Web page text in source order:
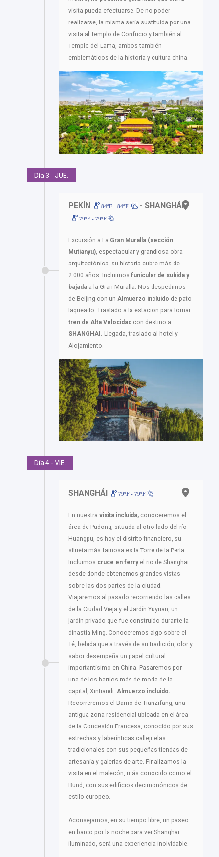
visita pueda efectuarse. De no poder
realizarse, la misma sería sustituida por una
visita al Templo de Confucio y también al
Templo del Lama, ambos también
emblemáticos de la historia y cultura china.
Día 3 - JUE.
PEKÍN 84ºF - 84ºF - SHANGHÁI
79ºF - 79ºF
Excursión a La Gran Muralla (sección
Mutianyu) , espectacular y grandiosa obra
arquitectónica, su historia cubre más de
2.000 años. Incluimos funicular de subida y
bajada a la Gran Muralla. Nos despedimos
de Beijing con un Almuerzo incluido de pato
laqueado. Traslado a la estación para tomar
tren de Alta Velocidad con destino a
SHANGHAI. Llegada, traslado al hotel y
Alojamiento.
Día 4 - VIE.
SHANGHÁI 79ºF - 79ºF
En nuestra visita incluida, conoceremos el
área de Pudong, situada al otro lado del río
Huangpu, es hoy el distrito financiero, su
silueta más famosa es la Torre de la Perla.
Incluimos cruce en ferry el rio de Shanghai
desde donde obtenemos grandes vistas
sobre las dos partes de la ciudad.
Viajaremos al pasado recorriendo las calles
de la Ciudad Vieja y el Jardín Yuyuan, un
jardín privado que fue construido durante la
dinastía Ming. Conoceremos algo sobre el
Té, bebida que a través de su tradición, olor y
sabor desempeña un papel cultural
importantísimo en China. Pasaremos por
una de los barrios más de moda de la
capital, Xintiandi. Almuerzo incluido.
Recorreremos el Barrio de Tianzifang, una
antigua zona residencial ubicada en el área
de la Concesión Francesa, conocido por sus
estrechas y laberínticas callejuelas
tradicionales con sus pequeñas tiendas de
artesanía y galerías de arte. Finalizamos la
visita en el malecón, más conocido como el
Bund, con sus edificios decimonónicos de
estilo europeo.
Aconsejamos, en su tiempo libre, un paseo
en barco por la noche para ver Shanghai
iluminado, será una experiencia inolvidable.